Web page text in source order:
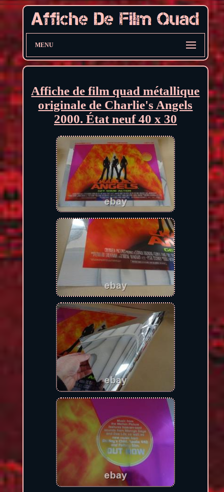
MENU
Affiche de film quad métallique
originale de Charlie's Angels
2000. État neuf 40 x 30